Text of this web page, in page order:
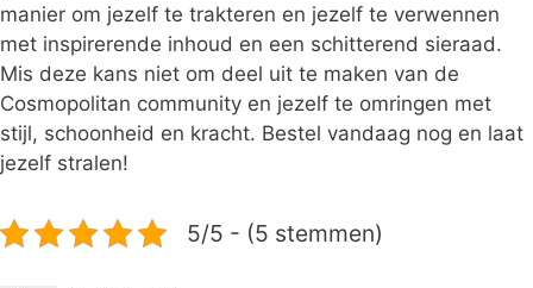
manier om jezelf te trakteren en jezelf te verwennen
met inspirerende inhoud en een schitterend sieraad.
Mis deze kans niet om deel uit te maken van de
Cosmopolitan community en jezelf te omringen met
stijl, schoonheid en kracht. Bestel vandaag nog en laat
jezelf stralen!
5/5 - (5 stemmen)